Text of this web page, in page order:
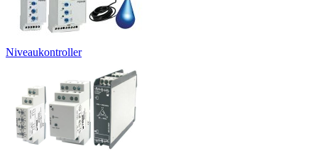
Niveaukontroller